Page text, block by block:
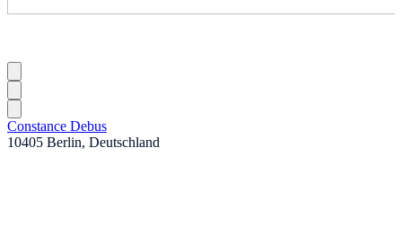
Constance Debus
10405 Berlin, Deutschland